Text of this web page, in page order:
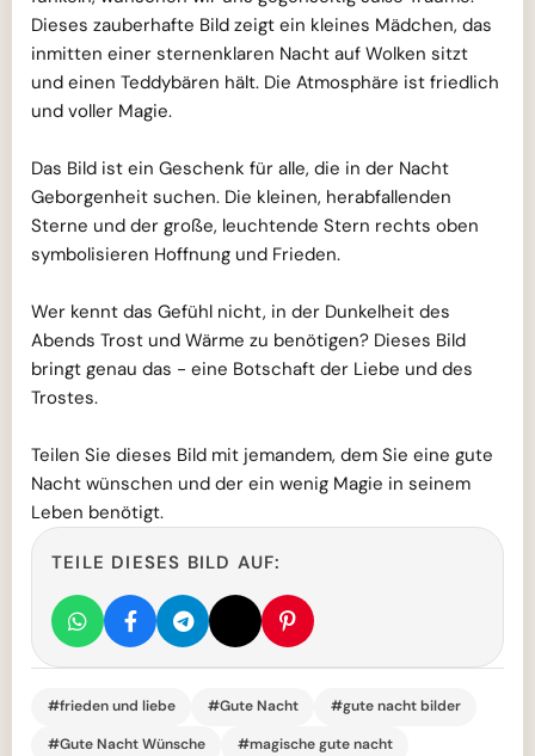
Dieses zauberhafte Bild zeigt ein kleines Mädchen, das
inmitten einer sternenklaren Nacht auf Wolken sitzt
und einen Teddybären hält. Die Atmosphäre ist friedlich
und voller Magie.
Das Bild ist ein Geschenk für alle, die in der Nacht
Geborgenheit suchen. Die kleinen, herabfallenden
Sterne und der große, leuchtende Stern rechts oben
symbolisieren Hoffnung und Frieden.
Wer kennt das Gefühl nicht, in der Dunkelheit des
Abends Trost und Wärme zu benötigen? Dieses Bild
bringt genau das - eine Botschaft der Liebe und des
Trostes.
Teilen Sie dieses Bild mit jemandem, dem Sie eine gute
Nacht wünschen und der ein wenig Magie in seinem
Leben benötigt.
TEILE DIESES BILD AUF:
#frieden und liebe #Gute Nacht
#gute nacht bilder
#Gute Nacht Wünsche
#magische gute nacht